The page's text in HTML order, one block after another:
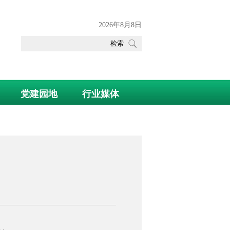
2026年8月8日
党建园地 行业媒体